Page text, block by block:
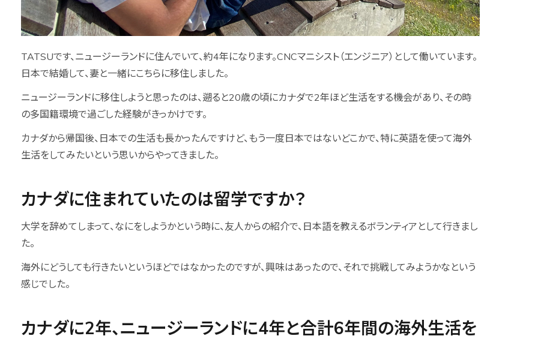
TATSUです、ニュージーランドに住んでいて、約4年になります。CNCマニシスト（エンジニア）として働いています。
日本で結婚して、妻と一緒にこちらに移住しました。
ニュージーランドに移住しようと思ったのは、遡ると20歳の頃にカナダで2年ほど生活をする機会があり、その時
の多国籍環境で過ごした経験がきっかけです。
カナダから帰国後、日本での生活も長かったんですけど、もう一度日本ではないどこかで、特に英語を使って海外
生活をしてみたいという思いからやってきました。
カナダに住まれていたのは留学ですか？
大学を辞めてしまって、なにをしようかという時に、友人からの紹介で、日本語を教えるボランティアとして行きまし
た。
海外にどうしても行きたいというほどではなかったのですが、興味はあったので、それで挑戦してみようかなという
感じでした。
カナダに2年、ニュージーランドに4年と合計6年間の海外生活を